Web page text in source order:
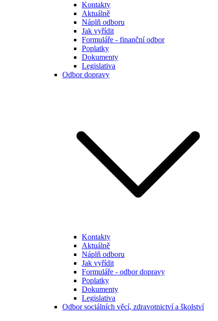
Kontakty
Aktuálně
Náplň odboru
Jak vyřídit
Formuláře - finanční odbor
Poplatky
Dokumenty
Legislativa
Odbor dopravy
Kontakty
Aktuálně
Náplň odboru
Jak vyřídit
Formuláře - odbor dopravy
Poplatky
Dokumenty
Legislativa
Odbor sociálních věcí, zdravotnictví a školství